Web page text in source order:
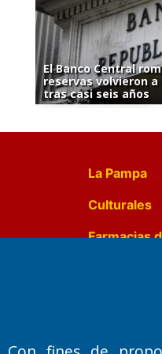
El Banco Central
reservas volvieron a
tras casi seis años
La Pampa
Culturales
Farmacias